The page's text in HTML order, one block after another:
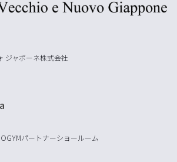
ジャポーネ株式会社
パートナーショールーム